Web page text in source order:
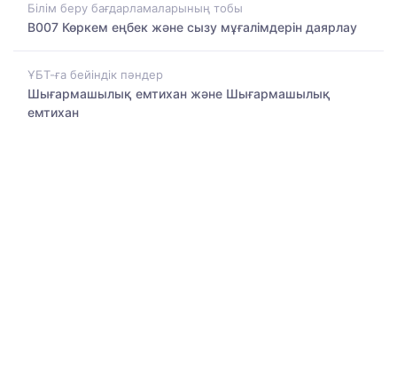
Білім беру бағдарламаларының тобы
B007 Көркем еңбек және сызу мұғалімдерін даярлау
ҰБТ-ға бейіндік пәндер
Шығармашылық емтихан және Шығармашылық
емтихан